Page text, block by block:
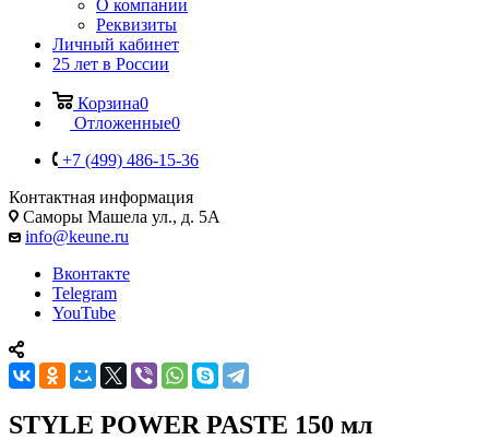
О компании
Реквизиты
Личный кабинет
25 лет в России
Корзина0
Отложенные0
+7 (499) 486-15-36
Контактная информация
Саморы Машела ул., д. 5А
info@keune.ru
Вконтакте
Telegram
YouTube
STYLE POWER PASTE 150 мл